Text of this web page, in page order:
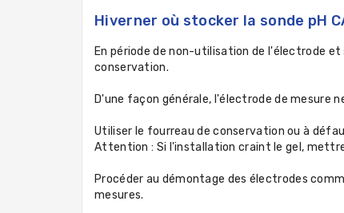
Hiverner où stocker la sonde pH
En période de non-utilisation de l'électrode
conservation.
D'une façon générale, l'électrode de mesure
Utiliser le fourreau de conservation ou à
Attention : Si l'installation craint le gel,
Procéder au démontage des électrodes
mesures.